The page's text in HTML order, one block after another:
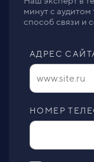
минут с
способ связи и
АДРЕС
НОМЕР